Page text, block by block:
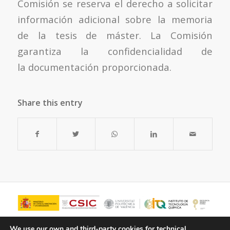
Comisión se reserva el derecho a solicitar
información adicional sobre la memoria
de la tesis de máster. La Comisión
garantiza la confidencialidad de
la documentación proporcionada.
Share this entry